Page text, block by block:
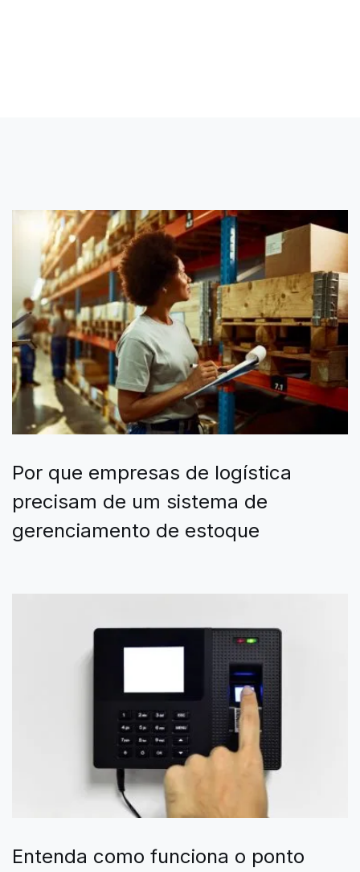
Por que empresas de logística
precisam de um sistema de
gerenciamento de estoque
Entenda como funciona o ponto